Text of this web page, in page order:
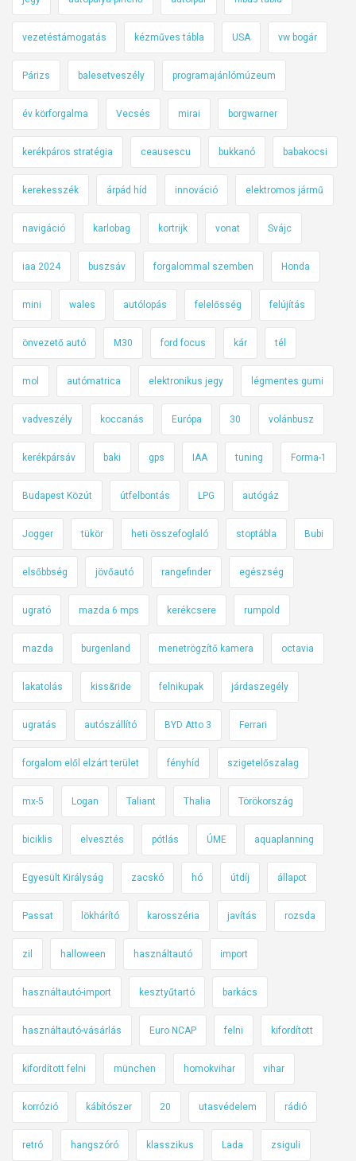
vezetéstámogatás kézműves tábla USA vw bogár
Párizs balesetveszély programajánlómúzeum
év körforgalma Vecsés mirai borgwarner
kerékpáros stratégia ceausescu bukkanó babakocsi
kerekesszék árpád híd innováció elektromos jármű
navigáció karlobag kortrijk vonat Svájc
iaa 2024 buszsáv forgalommal szemben Honda
mini wales autólopás felelősség felújítás
önvezető autó M30 ford focus kár tél
mol autómatrica elektronikus jegy légmentes gumi
vadveszély koccanás Európa 30 volánbusz
kerékpársáv baki gps IAA tuning Forma-1
Budapest Közút útfelbontás LPG autógáz
Jogger tükör heti összefoglaló stoptábla Bubi
elsőbbség jövőautó rangefinder egészség
ugrató mazda 6 mps kerékcsere rumpold
mazda burgenland menetrögzítő kamera octavia
lakatolás kiss&ride felnikupak járdaszegély
ugratás autószállító BYD Atto 3 Ferrari
forgalom elől elzárt terület fényhíd szigetelőszalag
mx-5 Logan Taliant Thalia Törökország
biciklis elvesztés pótlás ÚME aquaplanning
Egyesült Királyság zacskó hó útdíj állapot
Passat lökhárító karosszéria javítás rozsda
zil halloween használtautó import
használtautó-import kesztyűtartó barkács
használtautó-vásárlás Euro NCAP felni kifordított
kifordított felni münchen homokvihar vihar
korrózió kábítószer 20 utasvédelem rádió
retró hangszóró klasszikus Lada zsiguli